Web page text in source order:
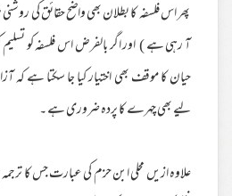
پھر اس فلسفہ کا بطلان بھی واضح حقائق کی
آ رہی ہے ) اور اگر بالفرض اس فلسفہ کو
حیان کا موقف بھی اختیار کیا جا سکتا ہے
لیے بھی چہرے کا پردہ ضروری ہے ۔
علاوہ ازیں محلی ابن حزم کی عبارت جس کا